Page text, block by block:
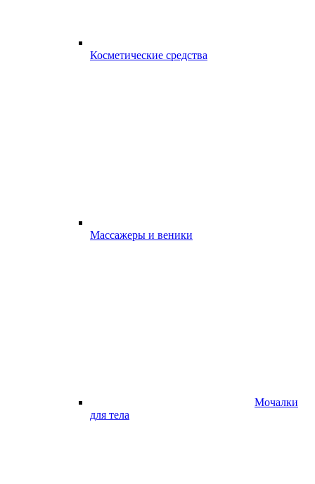
Косметические средства
Массажеры и веники
Мочалки
для тела